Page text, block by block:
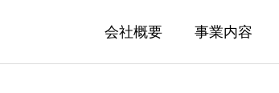
会社概要 事業内容